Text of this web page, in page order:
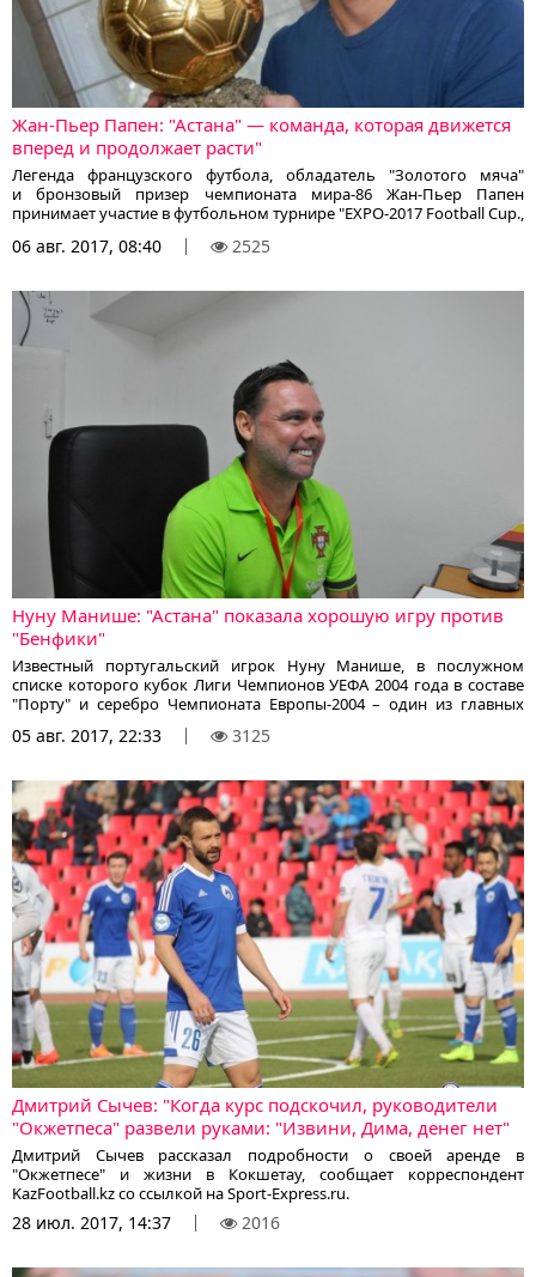
Жан-Пьер Папен: "Астана" — команда, которая движется
вперед и продолжает расти"
Легенда французского футбола, обладатель "Золотого мяча"
и бронзовый призер чемпионата мира-86 Жан-Пьер Папен
принимает участие в футбольном турнире "EXPO-2017 Football Cup.,
МИА "Казинформ" экс-форвард мюнхенской "Баварии" и "Милана"
футбола в целом, сообщает корреспондент KazFootball.kz:
06 авг. 2017, 08:40 2525
Нуну Манише: "Астана" показала хорошую игру против
"Бенфики"
Известный португальский игрок Нуну Манише, в послужном
списке которого кубок Лиги Чемпионов УЕФА 2004 года в составе
"Порту" и серебро Чемпионата Европы-2004 – один из главных
беседе с корреспондентом KazFootball.kz Манише рассказывает об
неудачи в московском "Динамо" и о многом другом.
05 авг. 2017, 22:33 3125
Дмитрий Сычев: "Когда курс подскочил, руководители
"Окжетпеса" развели руками: "Извини, Дима, денег нет"
Дмитрий Сычев рассказал подробности о своей аренде в
"Окжетпесе" и жизни в Кокшетау, сообщает корреспондент
KazFootball.kz со ссылкой на Sport-Express.ru.
28 июл. 2017, 14:37 2016